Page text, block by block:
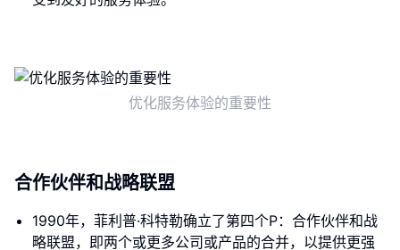
优化服务体验的重要性
合作伙伴和战略联盟
1990年，菲利普·科特勒确立了第四个P：合作伙伴和战
略联盟，即两个或更多公司或产品的合并，以提供更强